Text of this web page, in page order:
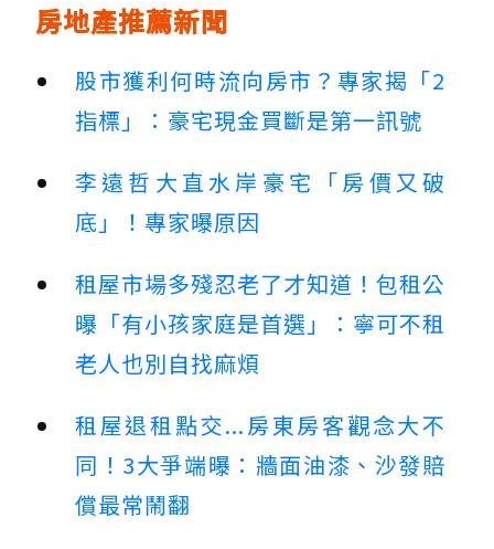
房地產推薦新聞
股市獲利何時流向房市？專家揭「2
指標」：豪宅現金買斷是第一訊號
李遠哲大直水岸豪宅「房價又破
底」！專家曝原因
租屋市場多殘忍老了才知道！包租公
曝「有小孩家庭是首選」：寧可不租
老人也別自找麻煩
租屋退租點交...房東房客觀念大不
同！3大爭端曝：牆面油漆、沙發賠
償最常鬧翻